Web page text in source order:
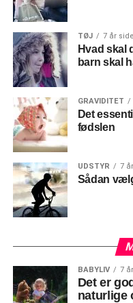
TØJ 7 år
Hvad skal
barn skal
GRAVIDITET
Det
fødslen
UDSTYR 7
Sådan
BABYLIV 7
Det er
naturlige